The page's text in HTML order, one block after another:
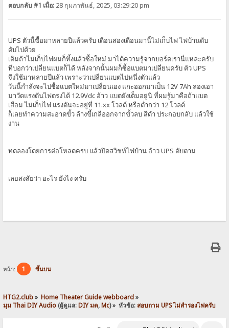
ตอบกลับ #1 เมื่อ: 28 กุมภาพันธ์, 2025, 03:29:20 pm
UPS ตัวนี้ซื้อมาหลายปีแล้วครับ เดือนสองเดือนมานี้ไม่เก็บไฟ ไฟบ้านดับ
ดับไปด้วย
เดิมถ้าไม่เก็บไฟผมก็ทิ้งแล้วซื้อใหม่ มาได้ความรู้จากบอร์ดเรานี่แหละครับ
ที่บอกว่าเปลี่ยนแบตก็ได้ หลังจากนั้นผมก็ซื้อแบตมาเปลี่ยนครับ ตัว UPS
จึงใช้มาหลายปีแล้ว เพราะว่าเปลี่ยนแบตไปหนึ่งตัวแล้ว
วันนี้กำลังจะไปซื้อแบตใหม่มาเปลี่ยนเอง แกะออกมาเป็น 12V 7Ah ลองเอา
มาวัดแรงดันไฟตรงได้ 12.9Vdc อ้าว แบตยังเต็มอยู่นิ ที่ผมรู้มาคือถ้าแบต
เสื่อม ไม่เก็บไฟ แรงดันจะอยู่ที่ 11.xx โวลต์ หรือต่ำกว่า 12 โวลต์
ก็เลยทำความสะอาดขั้ว ล้างขี้เกลืออกจากขั้วลบ สีดำ ประกอบกลับ แล้วใช้
งาน
ทดลองโดยการต่อโหลดครบ แล้วปิดสวิชท์ไฟบ้าน อ้าว UPS ดับตาม
เลยสงสัยว่า อะไร ยังไง ครับ
หน้า: 1 ขึ้นบน
HTG2.club» Home Theater Guide webboard»
มุม Thai DIY Audio (ผู้ดูแล:DIY มด,Mc) » หัวข้อ: สอบถาม UPS ไม่สำรองไฟครับ